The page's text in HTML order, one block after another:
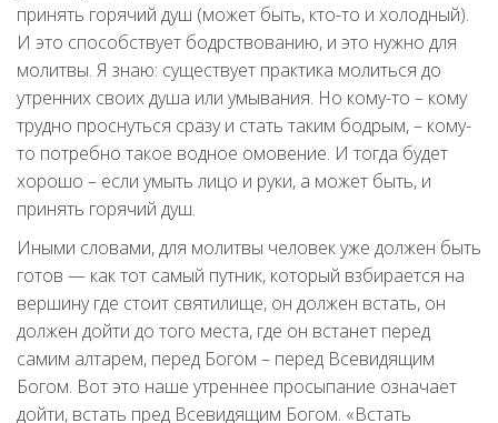
принять горячий душ (может быть, кто-то и холодный).
И это способствует бодрствованию, и это нужно для
молитвы. Я знаю: существует практика молиться до
утренних своих душа или умывания. Но кому-то – кому
трудно проснуться сразу и стать таким бодрым, – кому-
то потребно такое водное омовение. И тогда будет
хорошо – если умыть лицо и руки, а может быть, и
принять горячий душ.
Иными словами, для молитвы человек уже должен быть
готов — как тот самый путник, который взбирается на
вершину где стоит святилище, он должен встать, он
должен дойти до того места, где он встанет перед
самим алтарем, перед Богом – перед Всевидящим
Богом. Вот это наше утреннее просыпание означает
дойти, встать пред Всевидящим Богом. «Встать